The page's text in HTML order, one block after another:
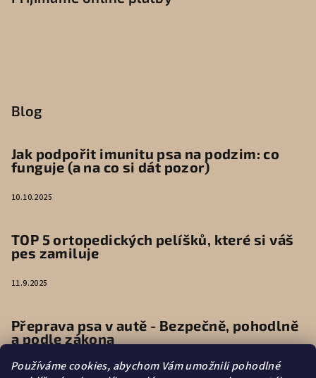
Používáme cookies, abychom Vám umožnili pohodlné
Blog
Jak podpořit imunitu psa na podzim: co
funguje (a na co si dát pozor)
10.10.2025
TOP 5 ortopedických pelíšků, které si váš
pes zamiluje
11.9.2025
Přeprava psa v autě - Bezpečně, pohodlně
a podle zákona
9.6.2025